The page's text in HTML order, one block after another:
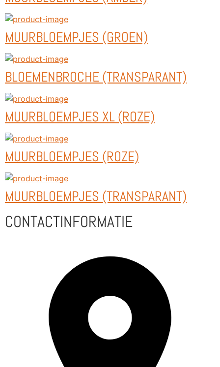
MUURBLOEMPJES (GROEN)
BLOEMENBROCHE (TRANSPARANT)
MUURBLOEMPJES XL (ROZE)
MUURBLOEMPJES (ROZE)
MUURBLOEMPJES (TRANSPARANT)
CONTACTINFORMATIE